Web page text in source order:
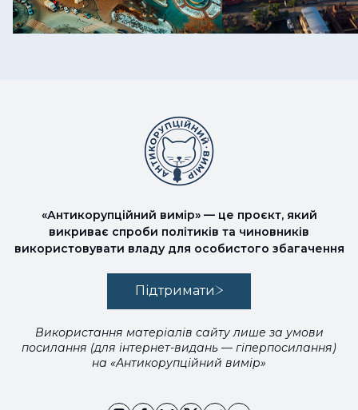
«Антикорупційний вимір» — це проєкт, який
викриває спроби політиків та чиновників
використовувати владу для особистого збагачення
Підтримати
Використання матеріалів сайту лише за умови
посилання (для інтернет-видань — гіперпосилання)
на «Антикорупційний вимір»